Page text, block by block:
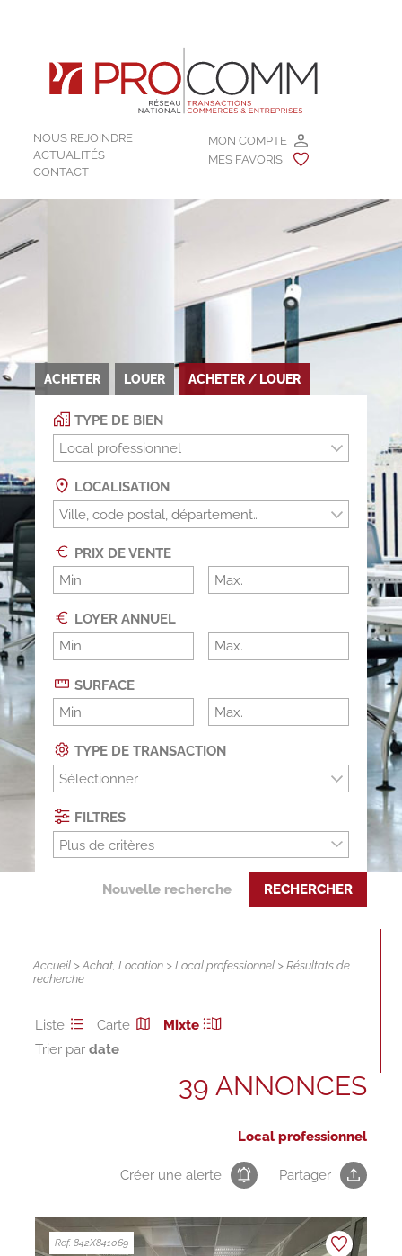
MON COMPTE
MES FAVORIS
NOUS REJOINDRE
ACTUALITÉS
CONTACT
ACHETER LOUER ACHETER / LOUER
TYPE DE BIEN
Local professionnel
LOCALISATION
PRIX DE VENTE
LOYER ANNUEL
SURFACE
TYPE DE TRANSACTION
Sélectionner
FILTRES
Plus de critères
Nouvelle recherche RECHERCHER
Accueil >Achat,Location >Local professionnel > Résultats de
recherche
Liste Carte
Mixte
Trier par
39 ANNONCES
Local professionnel
Créer une alerte Partager
Ref. 842X841069